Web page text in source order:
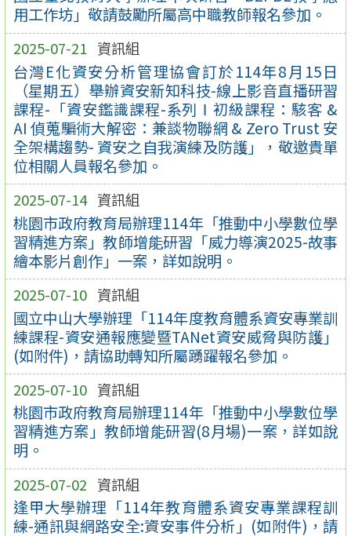
用工作坊」敬請鼓勵所屬高中職教師報名參加。
2025-07-21 資訊組
台灣E化資安分析管理協會訂於114年8月15日
（星期五）舉辦資安新知科技-線上影音直播研習
課程-「資安鑑識課程-系列Ⅰ初級課程：駭客 &
AI 偵蒐騙術大解密：兼談物聯網 & Zero Trust 安
全架構趨勢- 資安之自我演練及防護」，敬邀貴單
位相關人員報名參加。
2025-07-14 資訊組
桃園市政府教育局辦理114年「推動中小學數位學
習精進方案」教師增能研習「威力導演2025-故事
繪本影片創作」一案，詳如說明。
2025-07-10 資訊組
國立中山大學辦理「114年度教育體系資安專業訓
練課程-資安通報應變暨TANet資安威脅與防護」
(如附件)，請協助轉知所屬踴躍報名參加。
2025-07-10 資訊組
桃園市政府教育局辦理114年「推動中小學數位學
習精進方案」教師增能研習(8月場)一案，詳如說
明。
2025-07-02 資訊組
逢甲大學辦理「114年教育體系資安專業課程訓
練-通訊與網路安全:資安事件分析」(如附件)，請